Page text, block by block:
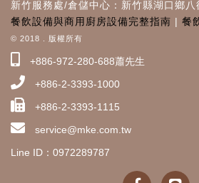
新竹服務處/倉儲中心：新竹縣湖口鄉
餐飲設備與商用廚房設備完整指南 | 餐
© 2018 . 版權所有
+886-972-280-688蕭先生
+886-2-3393-1000
+886-2-3393-1115
service@mke.com.tw
Line ID：0972289787